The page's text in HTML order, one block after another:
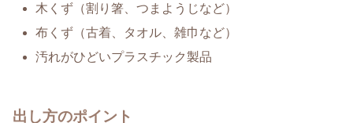
木くず（割り箸、つまようじなど）
布くず（古着、タオル、雑巾など）
汚れがひどいプラスチック製品
出し方のポイント